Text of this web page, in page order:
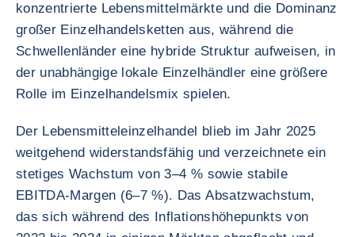
konzentrierte Lebensmittelmärkte und die Dominanz
großer Einzelhandelsketten aus, während die
Schwellenländer eine hybride Struktur aufweisen, in
der unabhängige lokale Einzelhändler eine größere
Rolle im Einzelhandelsmix spielen.
Der Lebensmitteleinzelhandel blieb im Jahr 2025
weitgehend widerstandsfähig und verzeichnete ein
stetiges Wachstum von 3–4 % sowie stabile
EBITDA-Margen (6–7 %). Das Absatzwachstum,
das sich während des Inflationshöhepunkts von